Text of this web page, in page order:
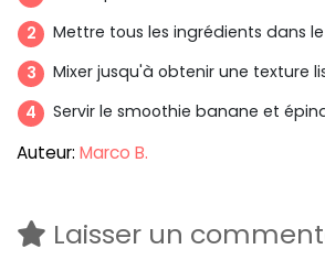
Mettre tous les ingrédients dans
Mixer jusqu'à obtenir une texture
Servir le smoothie banane et
Auteur: Marco B.
Laisser un